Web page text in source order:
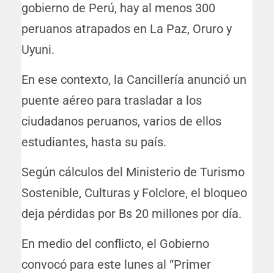
gobierno de Perú, hay al menos 300
peruanos atrapados en La Paz, Oruro y
Uyuni.
En ese contexto, la Cancillería anunció un
puente aéreo para trasladar a los
ciudadanos peruanos, varios de ellos
estudiantes, hasta su país.
Según cálculos del Ministerio de Turismo
Sostenible, Culturas y Folclore, el bloqueo
deja pérdidas por Bs 20 millones por día.
En medio del conflicto, el Gobierno
convocó para este lunes al “Primer